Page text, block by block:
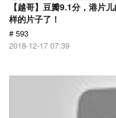
【越哥】豆瓣9.1分，港片
样的片子了！
# 593
2018-12-17 07:39